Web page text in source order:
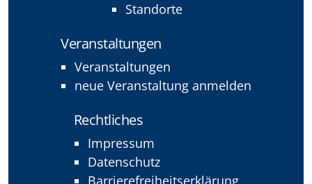
Standorte
Veranstaltungen
Veranstaltungen
neue Veranstaltung anmelden
Rechtliches
Impressum
Datenschutz
Barrierefreiheitserklärung